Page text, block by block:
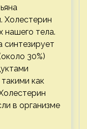
Холестерин
нашего тела.
синтезирует
30%)
как
в организме